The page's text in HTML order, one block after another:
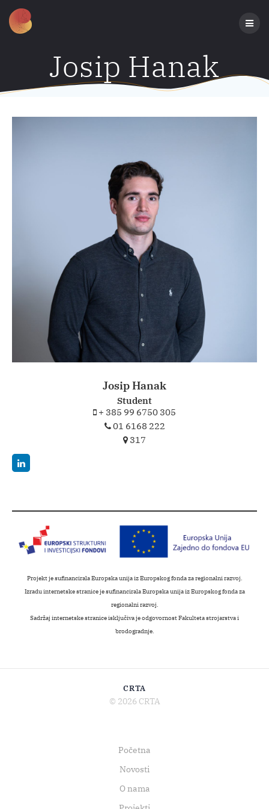
Josip Hanak
Josip Hanak
Student
+ 385 99 6750 305
01 6168 222
317
Projekt je sufinancirala Europska unija iz Europskog fonda za regionalni razvoj.
Izradu internetske stranice je sufinancirala Europska unija iz Europskog fonda za
regionalni razvoj.
Sadržaj internetske stranice isključiva je odgovornost Fakulteta strojarstva i
brodogradnje.
CRTA
© 2026 CRTA
Početna
Novosti
O nama